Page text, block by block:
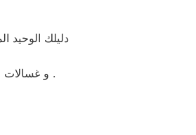
دليلك الوحيد
و غسالات اطباق بيكو مصر و الميكروويف و البوتجازات و الديب فريزر المبردات .